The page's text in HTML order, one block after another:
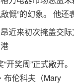
慨”的幻象。 他还
来初次掩盖交际
奖周”正式敞开
布伦科夫（Mary